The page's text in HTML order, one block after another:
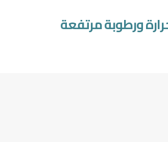
ورطوبة مرتفعة